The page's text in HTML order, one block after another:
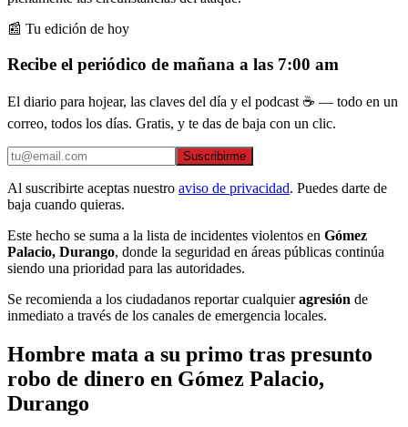
📰 Tu edición de hoy
Recibe el periódico de mañana a las 7:00 am
El diario para hojear, las claves del día y el podcast ☕ — todo en un
correo, todos los días. Gratis, y te das de baja con un clic.
Suscribirme
Al suscribirte aceptas nuestro aviso de privacidad. Puedes darte de
baja cuando quieras.
Este hecho se suma a la lista de incidentes violentos en Gómez
Palacio, Durango, donde la seguridad en áreas públicas continúa
siendo una prioridad para las autoridades.
Se recomienda a los ciudadanos reportar cualquieragresión de
inmediato a través de los canales de emergencia locales.
Hombre mata a su primo tras presunto
robo de dinero en Gómez Palacio,
Durango